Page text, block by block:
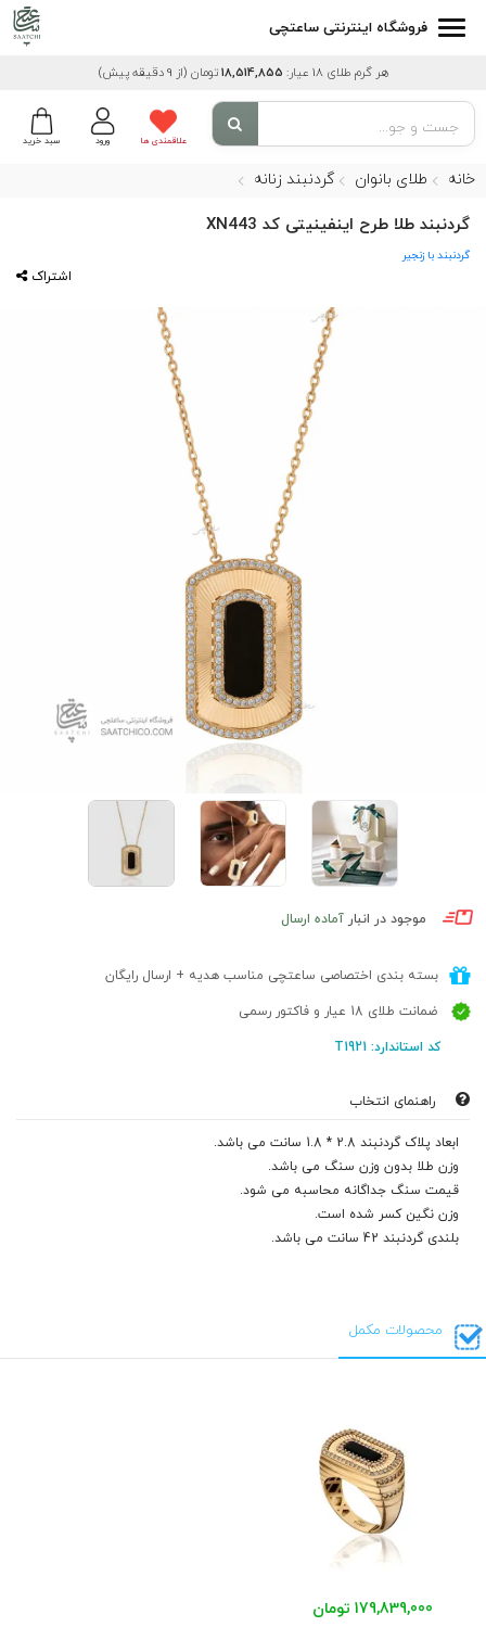
فروشگاه اینترنتی ساعتچی
هر گرم طلای 18 عیار: 18,514,855تومان (از 9 دقیقه پیش)
سبد خرید ورود علاقمندی ها
خانه طلای بانوان گردنبند زنانه
گردنبند طلا طرح اینفینیتی کد XN443
گردنبند با زنجیر
اشتراک
موجود در انبار آماده ارسال
بسته بندی اختصاصی ساعتچی مناسب هدیه + ارسال رایگان
ضمانت طلای 18 عیار و فاکتور رسمی
کد استاندارد: T1921
راهنمای انتخاب
ابعاد پلاک گردنبند 2.8 * 1.8 سانت می باشد.
وزن طلا بدون وزن سنگ می باشد.
قیمت سنگ جداگانه محاسبه می شود.
وزن نگین کسر شده است.
بلندی گردنبند 42 سانت می باشد.
محصولات مکمل
179,839,000 تومان